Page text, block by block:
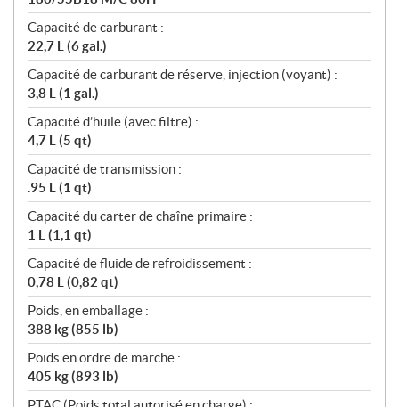
Capacité de carburant :
22,7 L (6 gal.)
Capacité de carburant de réserve, injection (voyant) :
3,8 L (1 gal.)
Capacité d’huile (avec filtre) :
4,7 L (5 qt)
Capacité de transmission :
.95 L (1 qt)
Capacité du carter de chaîne primaire :
1 L (1,1 qt)
Capacité de fluide de refroidissement :
0,78 L (0,82 qt)
Poids, en emballage :
388 kg (855 lb)
Poids en ordre de marche :
405 kg (893 lb)